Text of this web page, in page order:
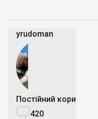
yrudoman
Постійний користувач
420